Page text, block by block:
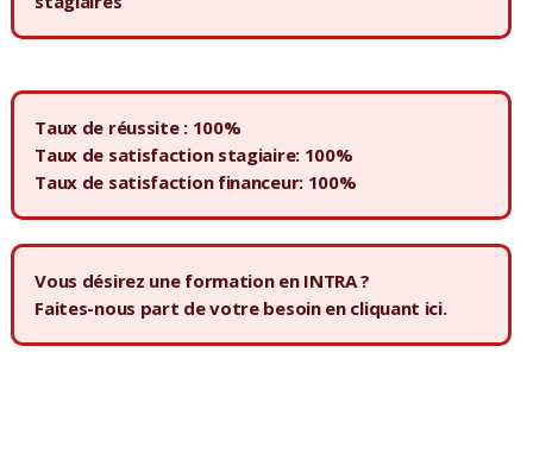
Taux de réussite : 100%
Taux de satisfaction stagiaire: 100%
Taux de satisfaction financeur: 100%
Vous désirez une formation en INTRA ?
Faites-nous part de votre besoin en cliquant ici.